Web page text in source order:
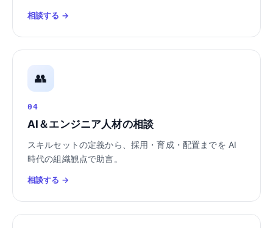
相談する →
👥
04
AI＆エンジニア人材の相談
スキルセットの定義から、採用・育成・配置までを AI
時代の組織観点で助言。
相談する →